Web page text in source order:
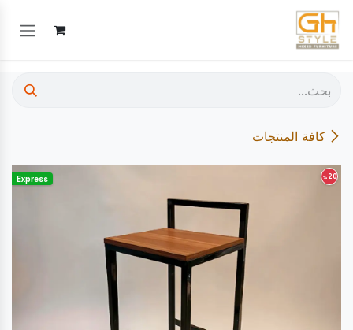
تخطي للذهاب إلى المحتوى
كافة المنتجات
Express 20
%